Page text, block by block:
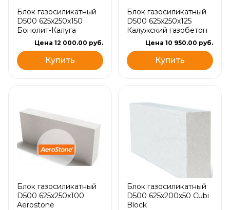
Блок газосиликатный
D500 625х250х150
Бонолит-Калуга
Цена 12 000.00 руб.
Купить
Блок газосиликатный
D500 625х250х125
Калужский газобетон
Цена 10 950.00 руб.
Купить
Блок газосиликатный
D500 625х250х100
Aerostone
Блок газосиликатный
D500 625х200х50 Cubi
Block